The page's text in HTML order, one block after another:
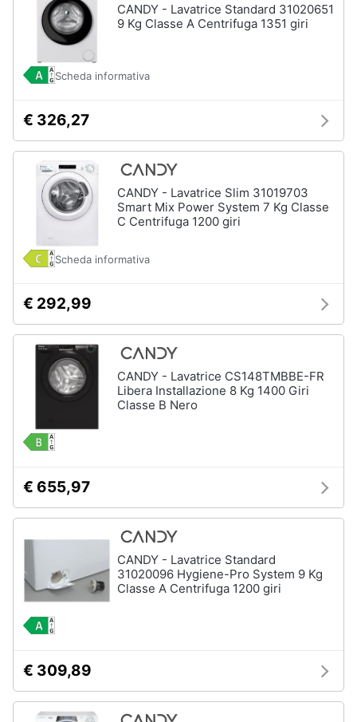
CANDY - Lavatrice Standard 31020651
9 Kg Classe A Centrifuga 1351 giri
Scheda informativa
€ 326,27
CANDY - Lavatrice Slim 31019703
Smart Mix Power System 7 Kg Classe
C Centrifuga 1200 giri
Scheda informativa
€ 292,99
CANDY - Lavatrice CS148TMBBE-FR
Libera Installazione 8 Kg 1400 Giri
Classe B Nero
€ 655,97
CANDY - Lavatrice Standard
31020096 Hygiene-Pro System 9 Kg
Classe A Centrifuga 1200 giri
€ 309,89